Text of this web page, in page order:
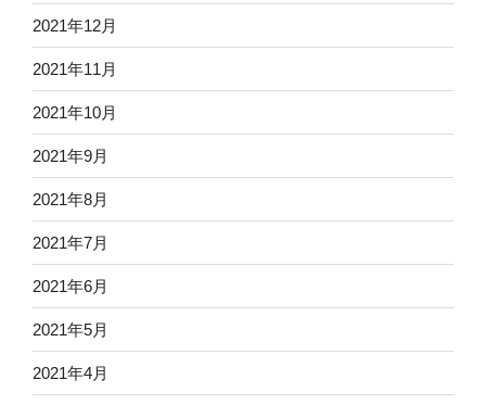
2021年12月
2021年11月
2021年10月
2021年9月
2021年8月
2021年7月
2021年6月
2021年5月
2021年4月